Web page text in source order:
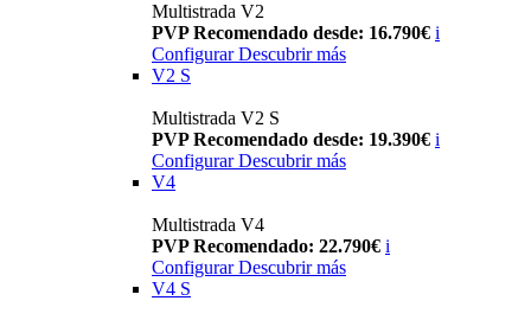
Multistrada V2
PVP Recomendado desde: 16.790€ i
Configurar Descubrir más
V2 S
Multistrada V2 S
PVP Recomendado desde: 19.390€ i
Configurar Descubrir más
V4
Multistrada V4
PVP Recomendado: 22.790€ i
Configurar Descubrir más
V4 S